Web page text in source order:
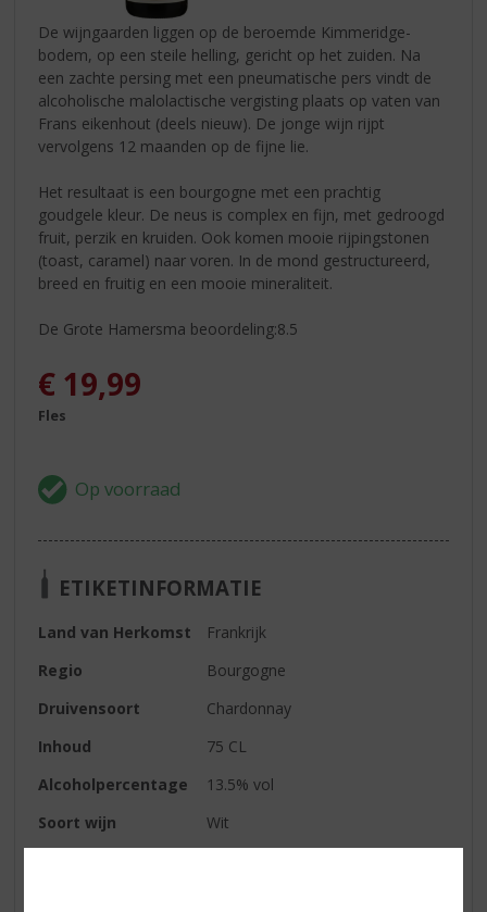
De wijngaarden liggen op de beroemde Kimmeridge-
bodem, op een steile helling, gericht op het zuiden. Na
een zachte persing met een pneumatische pers vindt de
alcoholische malolactische vergisting plaats op vaten van
Frans eikenhout (deels nieuw). De jonge wijn rijpt
vervolgens 12 maanden op de fijne lie.
Het resultaat is een bourgogne met een prachtig
goudgele kleur. De neus is complex en fijn, met gedroogd
fruit, perzik en kruiden. Ook komen mooie rijpingstonen
(toast, caramel) naar voren. In de mond gestructureerd,
breed en fruitig en een mooie mineraliteit.
De Grote Hamersma beoordeling:8.5
€ 19,99
Fles
ETIKETINFORMATIE
Land van Herkomst
Frankrijk
Regio
Bourgogne
Druivensoort
Chardonnay
Inhoud
75 CL
Alcoholpercentage
13.5% vol
Soort wijn
Wit